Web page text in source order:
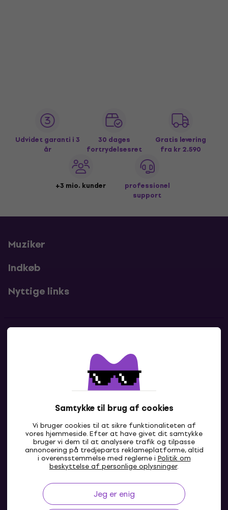
Samtykke til brug af cookies
Vi bruger cookies til at sikre funktionaliteten af
vores hjemmeside. Efter at have givet dit samtykke
bruger vi dem til at analysere trafik og tilpasse
annoncering på tredjeparts reklameplatforme, altid
i overensstemmelse med reglerne i Politik om
beskyttelse af personlige oplysninger.
Jeg er enig
Udvidet garanti i 3
år
30 dages
fortrydelsesret
Gratis levering
fra kr 2.590
+3 mio. kunder
professionel
support
Muziker
Indkøb
Nyttige links
Kontakt os
DK